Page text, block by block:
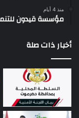
منذ 4 أيام
مؤسسة قيدون
أخبار ذات صلة